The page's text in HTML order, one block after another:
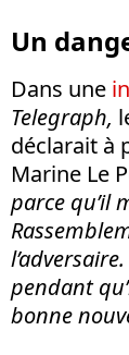
Un
Dans une
Telegraph,
déclarait à
Marine Le
parce qu’il
pendant
bonne